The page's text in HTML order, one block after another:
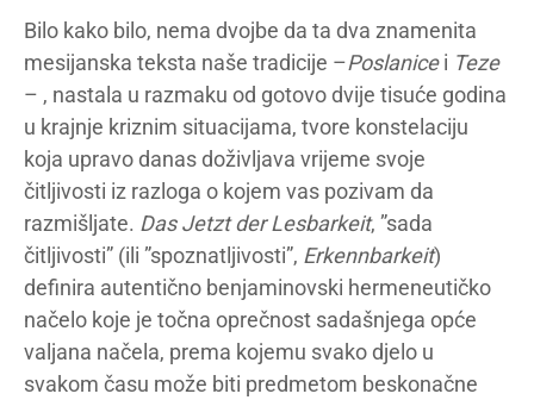
Bilo kako bilo, nema dvojbe da ta dva znamenita
mesijanska teksta naše tradicije –Poslanicei Teze
– , nastala u razmaku od gotovo dvije tisuće godina
u krajnje kriznim situacijama, tvore konstelaciju
koja upravo danas doživljava vrijeme svoje
čitljivosti iz razloga o kojem vas pozivam da
razmišljate. Das Jetzt der Lesbarkeit, ”sada
čitljivosti” (ili ”spoznatljivosti”, Erkennbarkeit)
definira autentično benjaminovski hermeneutičko
načelo koje je točna oprečnost sadašnjega opće
valjana načela, prema kojemu svako djelo u
svakom času može biti predmetom beskonačne